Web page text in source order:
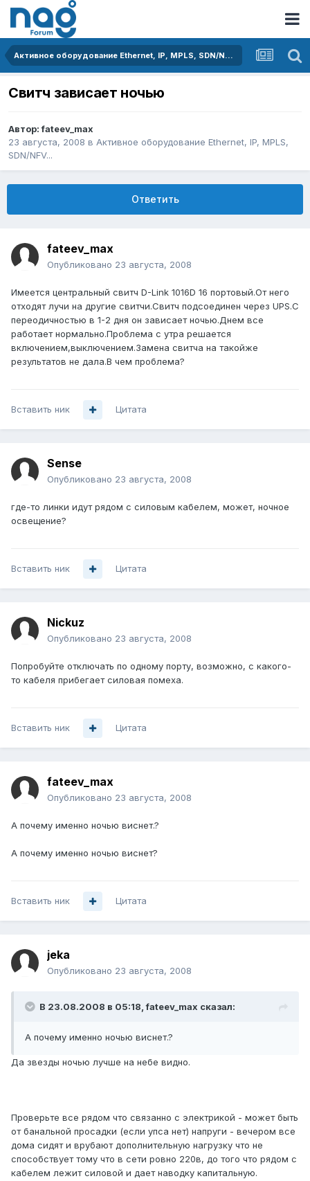
Активное оборудование Ethernet, IP, MPLS, SDN/NFV...
Свитч зависает ночью
Автор:fateev_max
23 августа, 2008 в Активное оборудование Ethernet, IP, MPLS,
SDN/NFV...
Ответить
fateev_max
Опубликовано 23 августа, 2008
Имеется центральный свитч D-Link 1016D 16 портовый.От него
отходят лучи на другие свитчи.Свитч подсоединен через UPS.С
переодичностью в 1-2 дня он зависает ночью.Днем все
работает нормально.Проблема с утра решается
включением,выключением.Замена свитча на такойже
результатов не дала.В чем проблема?
Вставить ник Цитата
Sense
Опубликовано 23 августа, 2008
где-то линки идут рядом с силовым кабелем, может, ночное
освещение?
Вставить ник Цитата
Nickuz
Опубликовано 23 августа, 2008
Попробуйте отключать по одному порту, возможно, с какого-
то кабеля прибегает силовая помеха.
Вставить ник Цитата
fateev_max
Опубликовано 23 августа, 2008
А почему именно ночью виснет.?
А почему именно ночью виснет?
Вставить ник Цитата
jeka
Опубликовано 23 августа, 2008
В 23.08.2008 в 05:18, fateev_max сказал:
А почему именно ночью виснет.?
Да звезды ночью лучше на небе видно.
Проверьте все рядом что связанно с электрикой - может быть
от банальной просадки (если упса нет) напруги - вечером все
дома сидят и врубают дополнительную нагрузку что не
способствует тому что в сети ровно 220в, до того что рядом с
кабелем лежит силовой и дает наводку капитальную.